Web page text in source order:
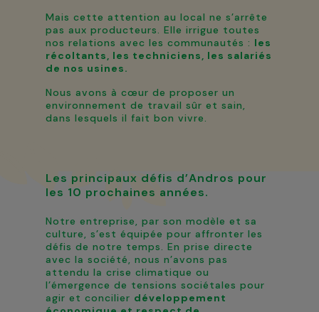
Mais cette attention au local ne s’arrête
pas aux producteurs. Elle irrigue toutes
nos relations avec les communautés : les
récoltants, les techniciens, les salariés
de nos usines.
Nous avons à cœur de proposer un
environnement de travail sûr et sain,
dans lesquels il fait bon vivre.
Les principaux défis d’Andros pour
les 10 prochaines années.
Notre entreprise, par son modèle et sa
culture, s’est équipée pour affronter les
défis de notre temps. En prise directe
avec la société, nous n’avons pas
attendu la crise climatique ou
l’émergence de tensions sociétales pour
agir et concilier développement